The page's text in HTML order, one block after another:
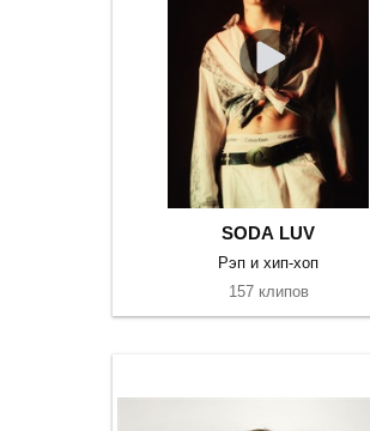
SODA LUV
Рэп и хип-хоп
157 клипов